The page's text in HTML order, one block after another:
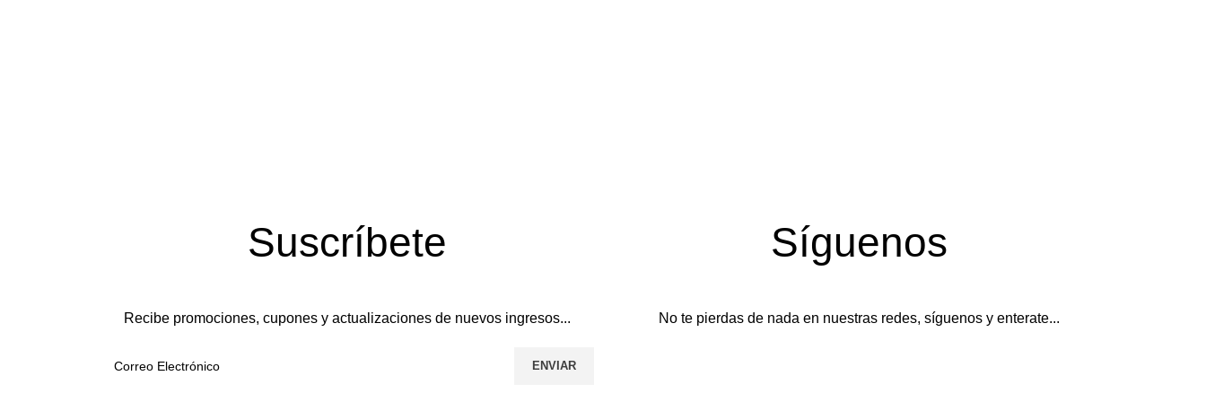
Suscríbete
Recibe promociones, cupones y actualizaciones de nuevos ingresos...
Síguenos
No te pierdas de nada en nuestras redes, síguenos y enterate...